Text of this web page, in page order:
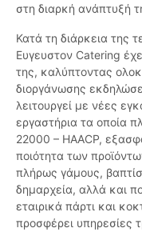
στη διαρκή ανάπτυξή
Κατά τη διάρκεια της
Ευγευστον Catering
της, καλύπτοντας
διοργάνωσης
λειτουργεί με νέες
εργαστήρια τα οποία
22000 – HAACP,
ποιότητα των
πλήρως γάμους,
δημαρχεία, αλλά και
εταιρικά πάρτι και
προσφέρει υπηρεσίες